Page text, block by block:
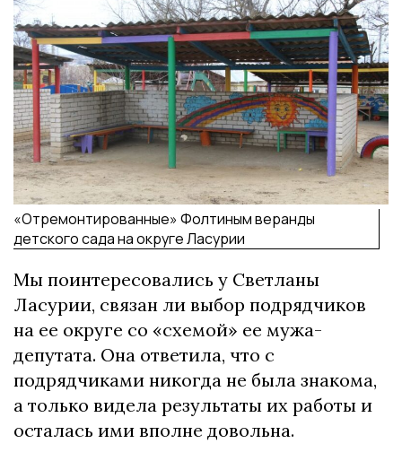
«Отремонтированные» Фолтиным веранды
детского сада на округе Ласурии
Мы поинтересовались у Светланы
Ласурии, связан ли выбор подрядчиков
на ее округе со «схемой» ее мужа-
депутата. Она ответила, что с
подрядчиками никогда не была знакома,
а только видела результаты их работы и
осталась ими вполне довольна.